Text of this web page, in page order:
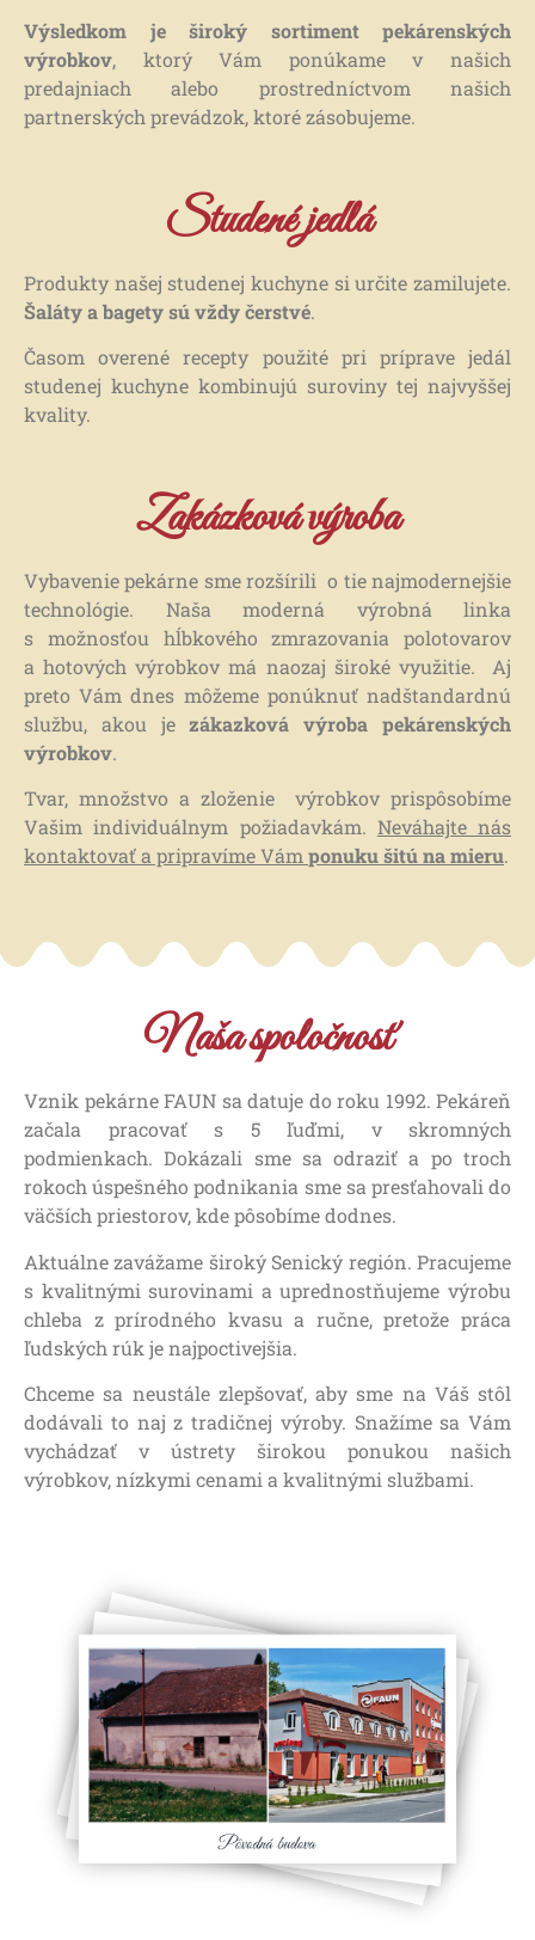
Ručná remeselná
pekárenská výroba
SME RODINNÁ PEKÁREŇ S
TRADÍCIOU
PEČIEME PRE VÁS UŽ OD
ROKU 1992
Ručná remeselná
pekárenská výroba
KVALITA
SÚ PRE NÁS PRVORADÉ
Ručná remeselná
pekárenská výroba
NAJKVALITNEJŠÍCH
PRÍRODNÝCH SUROVÍN
Ručná remeselná
pekárenská výroba
SME RODINNÁ PEKÁREŇ S
TRADÍCIOU
PEČIEME PRE VÁS UŽ OD
ROKU 1992
Ručná remeselná
pekárenská výroba
KVALITA
SÚ PRE NÁS PRVORADÉ
Ručná remeselná
pekárenská výroba
NAJKVALITNEJŠÍCH
PRÍRODNÝCH SUROVÍN
Ručná remeselná
pekárenská výroba
SME RODINNÁ PEKÁREŇ S
TRADÍCIOU
PEČIEME PRE VÁS UŽ OD
ROKU 1992
Ručná remeselná
pekárenská výroba
KVALITA
SÚ PRE NÁS PRVORADÉ
Ručná remeselná
pekárenská výroba
NAJKVALITNEJŠÍCH
PRÍRODNÝCH SUROVÍN
Výsledkom je široký sortiment pekárenských
výrobkov, ktorý Vám ponúkame v našich
predajniach alebo prostredníctvom našich
partnerských prevádzok, ktoré zásobujeme.
Studené jedlá
Produkty našej studenej kuchyne si určite zamilujete.
Šaláty a bagety sú vždy čerstvé.
Časom overené recepty použité pri príprave jedál
studenej kuchyne kombinujú suroviny tej najvyššej
kvality.
Zakázková výroba
Vybavenie pekárne sme rozšírili o tie najmodernejšie
technológie. Naša moderná výrobná linka
s možnosťou hĺbkového zmrazovania polotovarov
a hotových výrobkov má naozaj široké využitie. Aj
preto Vám dnes môžeme ponúknuť nadštandardnú
službu, akou je zákazková výroba pekárenských
výrobkov.
Tvar, množstvo a zloženie výrobkov prispôsobíme
Vašim individuálnym požiadavkám. Neváhajte nás
kontaktovať a pripravíme Vám ponuku šitú na mieru.
Naša spoločnosť
Vznik pekárne FAUN sa datuje do roku 1992. Pekáreň
začala pracovať s 5 ľuďmi, v skromných
podmienkach. Dokázali sme sa odraziť a po troch
rokoch úspešného podnikania sme sa presťahovali do
väčších priestorov, kde pôsobíme dodnes.
Aktuálne zavážame široký Senický región. Pracujeme
s kvalitnými surovinami a uprednostňujeme výrobu
chleba z prírodného kvasu a ručne, pretože práca
ľudských rúk je najpoctivejšia.
Chceme sa neustále zlepšovať, aby sme na Váš stôl
dodávali to naj z tradičnej výroby. Snažíme sa Vám
vychádzať v ústrety širokou ponukou našich
výrobkov, nízkymi cenami a kvalitnými službami.